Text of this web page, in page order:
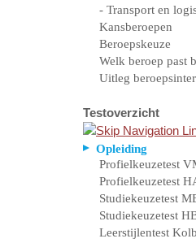
- Transport en
Kansberoepen
Beroepskeuze
Welk beroep past
Uitleg
Testoverzicht
Opleiding
Profielkeuzetest
Profielkeuzetest
Studiekeuzetest
Studiekeuzetest
Leerstijlentest Kolb